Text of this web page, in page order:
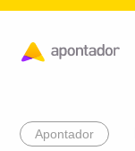
Apontador